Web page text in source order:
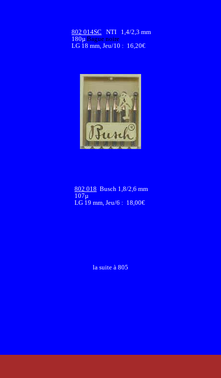
802 014SC
NTI 1,4/2,3 mm
180µ Bague noire
LG 18 mm, Jeu/10 : 16,20€
802 018 Busch 1,8/2,6 mm
107µ
LG 19 mm, Jeu/6 : 18,00€
la suite à 805